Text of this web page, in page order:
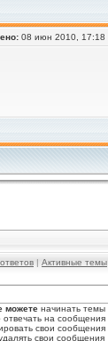
08 июн 2010, 17:18
| Активные темы
можете начинать темы
отвечать на сообщения
свои сообщения
свои сообщения